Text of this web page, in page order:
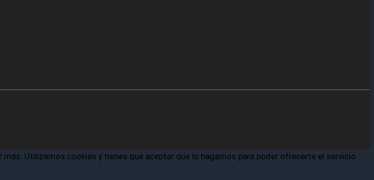
Utilizamos cookies y tienes que aceptar que lo hagamos para poder ofrecerte el servicio